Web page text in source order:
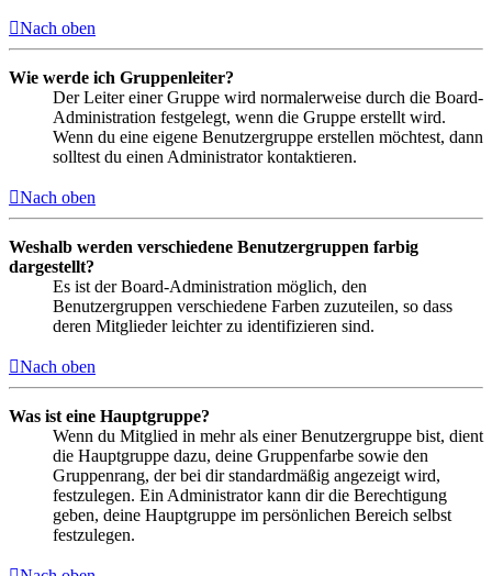
Nach oben
Wie werde ich Gruppenleiter?
Der Leiter einer Gruppe wird normalerweise durch die Board-
Administration festgelegt, wenn die Gruppe erstellt wird.
Wenn du eine eigene Benutzergruppe erstellen möchtest, dann
solltest du einen Administrator kontaktieren.
Nach oben
Weshalb werden verschiedene Benutzergruppen farbig
dargestellt?
Es ist der Board-Administration möglich, den
Benutzergruppen verschiedene Farben zuzuteilen, so dass
deren Mitglieder leichter zu identifizieren sind.
Nach oben
Was ist eine Hauptgruppe?
Wenn du Mitglied in mehr als einer Benutzergruppe bist, dient
die Hauptgruppe dazu, deine Gruppenfarbe sowie den
Gruppenrang, der bei dir standardmäßig angezeigt wird,
festzulegen. Ein Administrator kann dir die Berechtigung
geben, deine Hauptgruppe im persönlichen Bereich selbst
festzulegen.